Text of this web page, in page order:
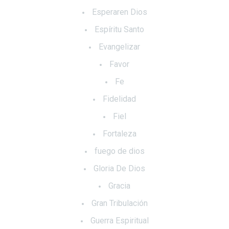
Esperaren Dios
Espíritu Santo
Evangelizar
Favor
Fe
Fidelidad
Fiel
Fortaleza
fuego de dios
Gloria De Dios
Gracia
Gran Tribulación
Guerra Espiritual